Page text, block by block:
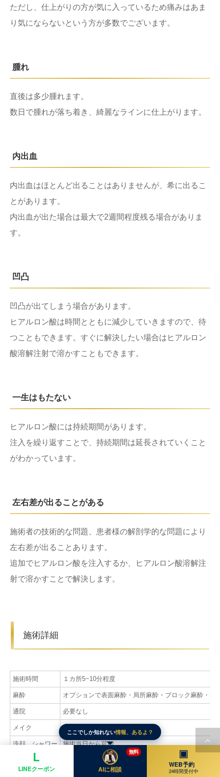
ただし、仕上がりの方が気に入っているため痛みはあま
り気にならないという方が多数でございます。
腫れ
直後は多少腫れます。
数日で腫れが落ち着き、綺麗なラインに仕上がります。
内出血
内出血はほとんど出ることはありませんが、希に出るこ
とがあります。
内出血が出た場合は最大で2週間程度残る場合がありま
す。
凹凸
凹凸が出てしまう場合があります。
ヒアルロン酸は時間とともに減少していきますので、待
つこともできます。すぐに解決したい場合はヒアルロン
酸溶解注射で溶かすこともできます。
一生はもたない
ヒアルロン酸には持続期間があります。
注入を繰り返すことで、持続期間は延長されていくこと
がわかっています。
左右差が出ることがある
施術者の技術的な問題、患者様の解剖学的な問題により
左右差が出ることあります。
追加でヒアルロン酸を注入するか、ヒアルロン酸溶解注
射で溶かすことで解決します。
施術詳細
施術時間 １カ所5~10分程度
麻酔 オプションで表面麻酔・局所麻酔・ブロック麻酔・笑
通院 必要なし
メイク 施術当日から可能
洗顔、シャワー 施術当日から可能
施術当日は避ける方が良い
ここでしか知れない情報、あるよ？
L
LINEクーポン AIに相談
無料 ▣
WEB予約
24時間受付中